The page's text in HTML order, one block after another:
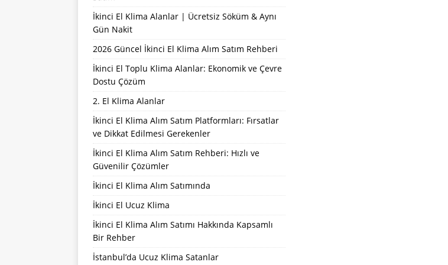
İkinci El Klima Alanlar | Ücretsiz Söküm & Aynı
Gün Nakit
2026 Güncel İkinci El Klima Alım Satım Rehberi
İkinci El Toplu Klima Alanlar: Ekonomik ve Çevre
Dostu Çözüm
2. El Klima Alanlar
İkinci El Klima Alım Satım Platformları: Fırsatlar
ve Dikkat Edilmesi Gerekenler
İkinci El Klima Alım Satım Rehberi: Hızlı ve
Güvenilir Çözümler
İkinci El Klima Alım Satımında
İkinci El Ucuz Klima
İkinci El Klima Alım Satımı Hakkında Kapsamlı
Bir Rehber
İstanbul’da Ucuz Klima Satanlar